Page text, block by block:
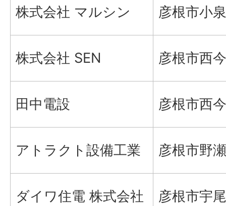
株式会社 マルシン 彦根市小
株式会社 SEN 彦根市西
田中電設 彦根市西
アトラクト設備工業 彦根市野
ダイワ住電 株式会社 彦根市宇